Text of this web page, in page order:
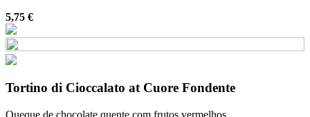
5,75 €
Tortino di Cioccalato at Cuore Fondente
Queque de chocolate quente com frutos vermelhos.